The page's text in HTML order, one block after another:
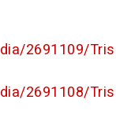
2691109/
2691108/